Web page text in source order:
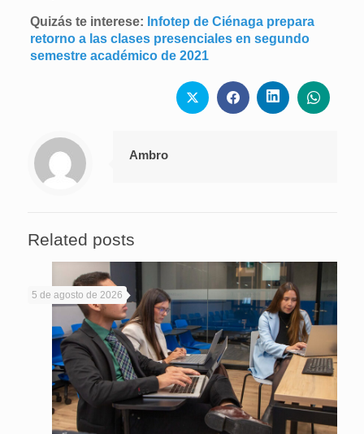
Quizás te interese: Infotep de Ciénaga prepara
retorno a las clases presenciales en segundo
semestre académico de 2021
Ambro
Related posts
5 de agosto de 2026